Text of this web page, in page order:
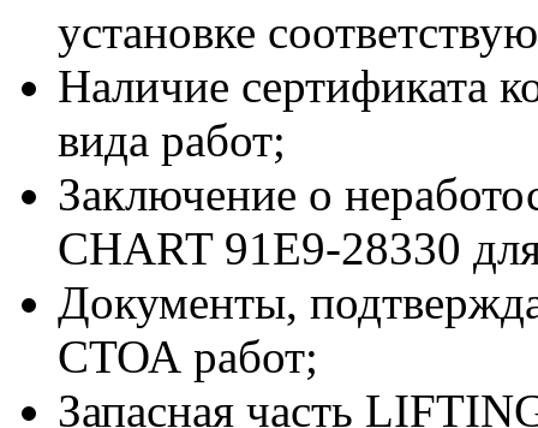
установке
Наличие сертификата
вида работ;
Заключение о
CHART 91E9-28330
Документы,
СТОА работ;
Запасная часть